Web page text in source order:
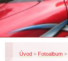
Úvod » Fotoalbum »